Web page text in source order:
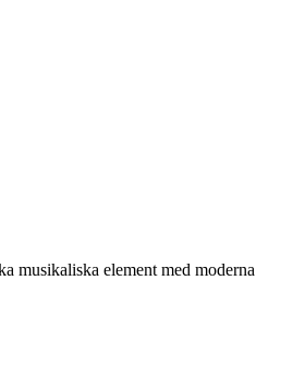
musikaliska element med moderna